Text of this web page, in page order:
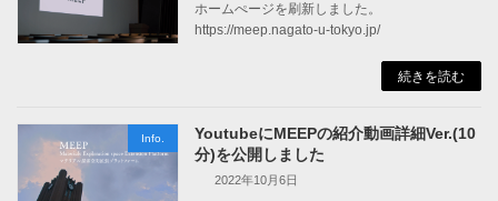
ホームぺージを刷新しました。
https://meep.nagato-u-tokyo.jp/
続きを読む
Info.
YoutubeにMEEPの紹介動画詳細Ver.(10
分)を公開しました
2022年10月6日